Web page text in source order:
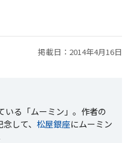
掲載日：2014年4月16日
いる「ムーミン」。作者の
して、 松屋銀座にムーミン